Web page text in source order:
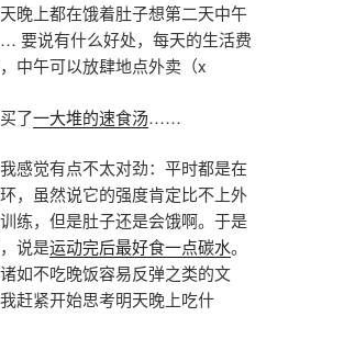
晚上都在饿着肚子想第二天中午
要说有什么好处，每天的生活费
中午可以放肆地点外卖（x
了一大堆的速食汤……
感觉有点不太对劲：平时都是在
，虽然说它的强度肯定比不上外
练，但是肚子还是会饿啊。于是
说是运动完后最好食一点碳水。
如不吃晚饭容易反弹之类的文
赶紧开始思考明天晚上吃什